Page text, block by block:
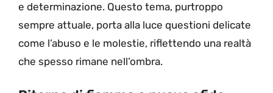
e determinazione. Questo tema, purtroppo
sempre attuale, porta alla luce questioni delicate
come l’abuso e le molestie, riflettendo una realtà
che spesso rimane nell’ombra.